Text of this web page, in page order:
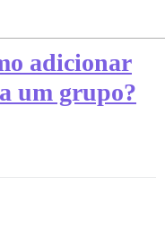
adicionar
um grupo?